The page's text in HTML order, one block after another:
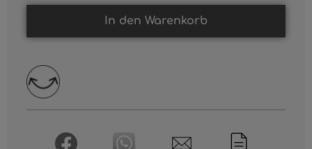
In den Warenkorb